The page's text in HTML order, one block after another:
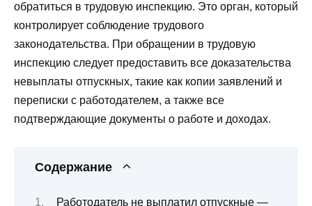
обратиться в трудовую инспекцию. Это орган, который
контролирует соблюдение трудового
законодательства. При обращении в трудовую
инспекцию следует предоставить все доказательства
невыплаты отпускных, такие как копии заявлений и
переписки с работодателем, а также все
подтверждающие документы о работе и доходах.
Содержание
Работодатель не выплатил отпускные —